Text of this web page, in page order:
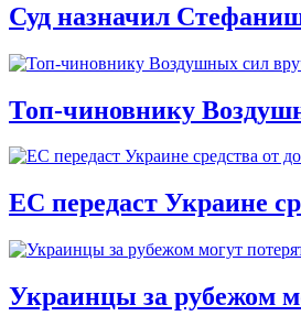
Суд назначил
Топ-чиновнику
ЕС передаст Украине
Украинцы за рубежом